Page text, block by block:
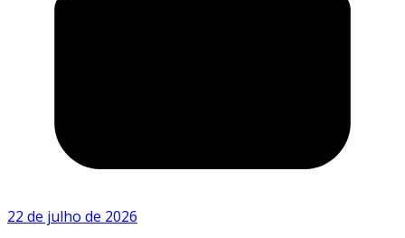
22 de julho de 2026